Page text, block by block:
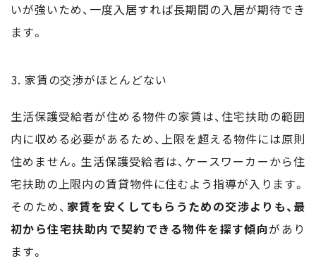
いが強いため、一度入居すれば長期間の入居が期待でき
ます。
家賃の交渉がほとんどない
生活保護受給者が住める物件の家賃は、住宅扶助の範囲
内に収める必要があるため、上限を超える物件には原則
住めません。生活保護受給者は、ケースワーカーから住
宅扶助の上限内の賃貸物件に住むよう指導が入ります。
そのため、 家賃を安くしてもらうための交渉よりも、最
初から住宅扶助内で契約できる物件を探す傾向があり
ます。